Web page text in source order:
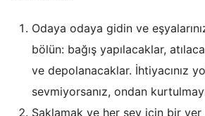
Odaya odaya gidin ve
bölün: bağış yapılacaklar,
ve depolanacaklar. İhtiyacınız
sevmiyorsanız, ondan
Saklamak ve her şey için bir